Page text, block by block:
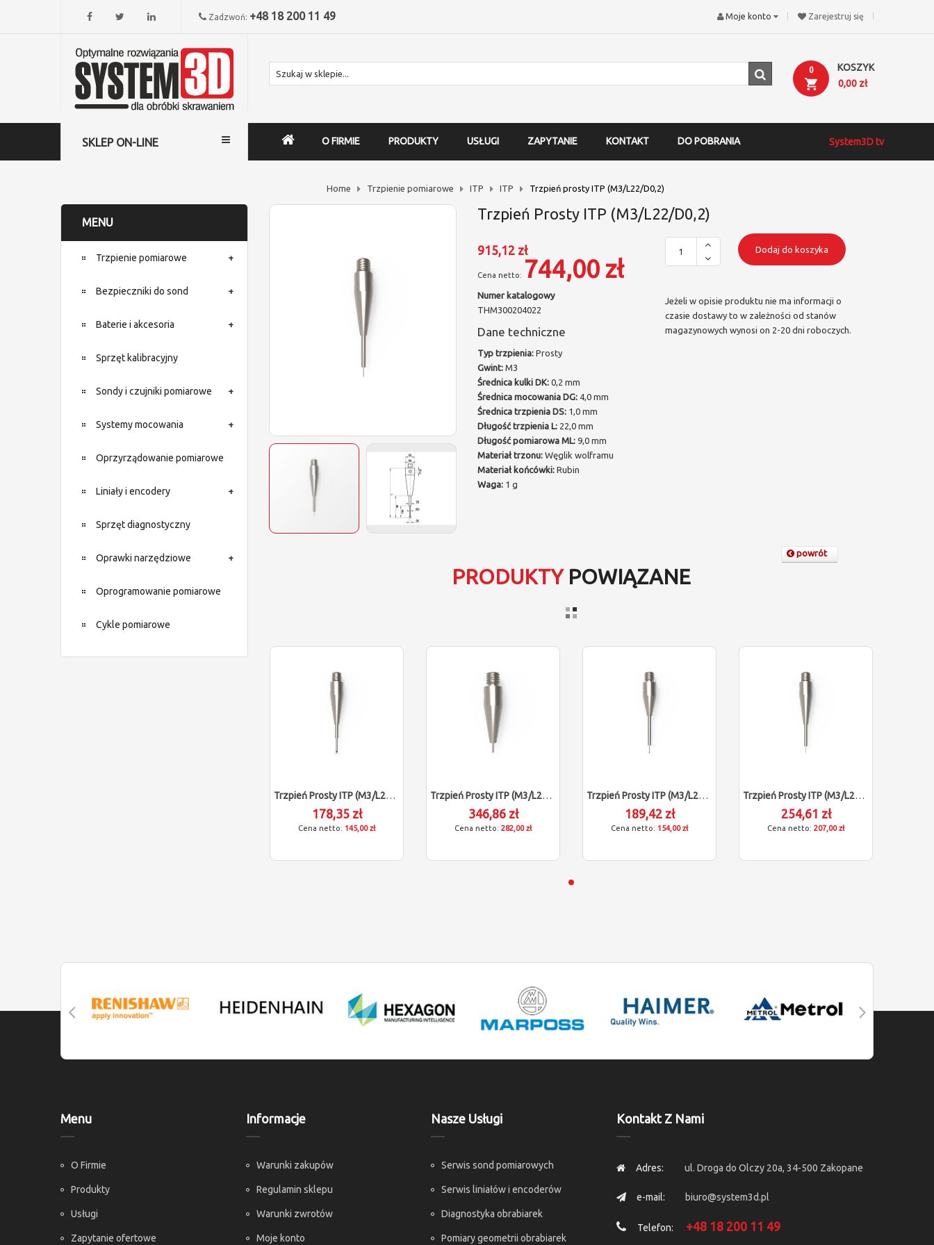
Zadzwoń: +48 18 200 11 49 Zarejestruj się
Moje konto
KOSZYK
0
0,00 zł
SKLEP ON-LINE O FIRMIE PRODUKTY USŁUGI ZAPYTANIE KONTAKT DO POBRANIA System3D tv
Home Trzpienie pomiarowe ITP ITP Trzpień prosty ITP (M3/L22/D0,2)
MENU
Trzpienie pomiarowe
Bezpieczniki do sond
Baterie i akcesoria
Sprzęt kalibracyjny
Sondy i czujniki pomiarowe
Systemy mocowania
Oprzyrządowanie pomiarowe
Liniały i encodery
Sprzęt diagnostyczny
Oprawki narzędziowe
Oprogramowanie pomiarowe
Cykle pomiarowe
Trzpień Prosty ITP (M3/L22/D0,2)
915,12 zł
744,00 zł
Numer katalogowy
THM300204022
Dane techniczne
Typ trzpienia:Prosty
Gwint:M3
Średnica kulki DK:0,2 mm
Średnica mocowania DG:4,0 mm
Średnica trzpienia DS:1,0 mm
Długość trzpienia L:22,0 mm
Długość pomiarowa ML:9,0 mm
Materiał trzonu:Węglik wolframu
Materiał końcówki:Rubin
Waga:1 g
Dodaj do koszyka
Jeżeli w opisie produktu nie ma informacji o
czasie dostawy to w zależności od stanów
magazynowych wynosi on 2-20 dni roboczych.
powrót
PRODUKTYPOWIĄZANE
Trzpień Prosty ITP (M3/L21,6/D0,8)
178,35 zł
145,00 zł
Trzpień Prosty ITP (M3/L21/D0,5)
346,86 zł
282,00 zł
Trzpień Prosty ITP (M3/L21/D0,5)
189,42 zł
154,00 zł
Trzpień Prosty ITP (M3/L22/D0,3)
254,61 zł
207,00 zł
Menu
O Firmie
Produkty
Usługi
Zapytanie ofertowe
Informacje
Warunki zakupów
Regulamin sklepu
Warunki zwrotów
Moje konto
Nasze Usługi
Serwis sond pomiarowych
Serwis liniałów i encoderów
Diagnostyka obrabiarek
Pomiary geometrii obrabiarek
Kontakt Z Nami
Adres: ul. Droga do Olczy 20a, 34-500 Zakopane
e-mail: biuro@system3d.pl
Telefon: +48 18 200 11 49